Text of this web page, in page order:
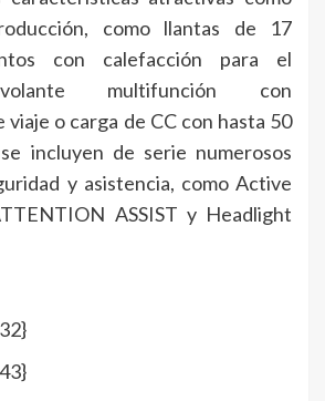
como llantas de 17
con calefacción para el
multifunción con
viaje o carga de CC con hasta 50
incluyen de serie numerosos
y asistencia, como Active
ASSIST y Headlight